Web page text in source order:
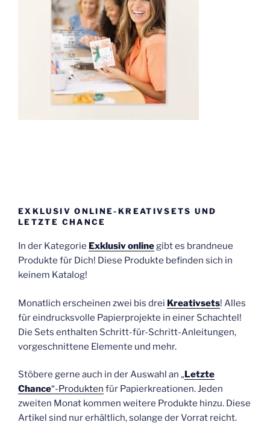
EXKLUSIV ONLINE-KREATIVSETS UND
LETZTE CHANCE
In der Kategorie Exklusiv onlinegibt es brandneue
Produkte für Dich! Diese Produkte befinden sich in
keinem Katalog!
Monatlich erscheinen zwei bis drei Kreativsets! Alles
für eindrucksvolle Papierprojekte in einer Schachtel!
Die Sets enthalten Schritt-für-Schritt-Anleitungen,
vorgeschnittene Elemente und mehr.
Stöbere gerne auch in der Auswahl an „ Letzte
Chance“-Produkten für Papierkreationen. Jeden
zweiten Monat kommen weitere Produkte hinzu. Diese
Artikel sind nur erhältlich, solange der Vorrat reicht.